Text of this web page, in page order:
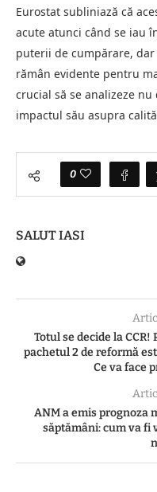
Eurostat subliniază că
acute atunci când se iau
puterii de cumpărare,
rămân evidente pentru
crucial să se analizeze
impactul său asupra
0
SALUT IASI
Totul se decide la
pachetul 2 de reformă
Ce va face
ANM a emis prognoza
săptămâni: cum va fi